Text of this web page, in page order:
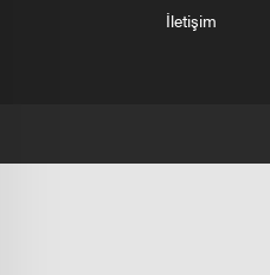
İletişim